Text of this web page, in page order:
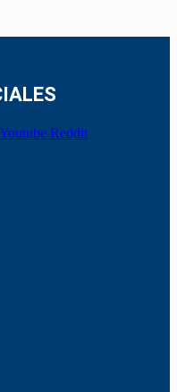
Youtube Reddit